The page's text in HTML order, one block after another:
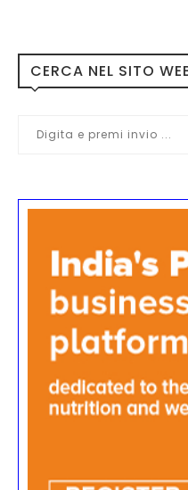
CERCA NEL SITO